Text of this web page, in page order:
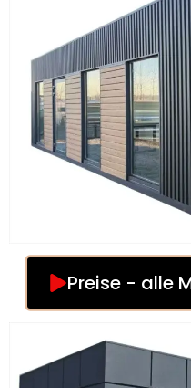
Preise - alle